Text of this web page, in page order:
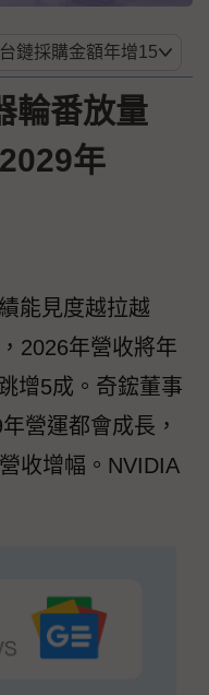
輪番放量
年
能見度越拉越
2026年營收將年
增5成。奇鋐董事
營運都會成長，
收增幅。NVIDIA